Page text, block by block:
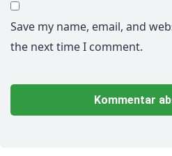
Save my name, email, and
the next time I comment.